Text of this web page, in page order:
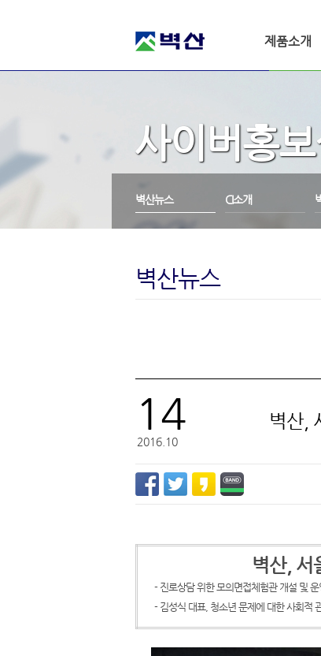
벽산
제품소개
사이버홍
벽산뉴스 CI소개
벽산뉴스
14
2016.10
벽산,
벽산, 서
- 진로상담 위한 모의면접체험관 개설 및 운
- 김성식 대표, 청소년 문제에 대한 사회적